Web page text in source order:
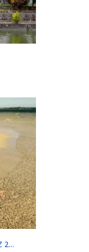
2...